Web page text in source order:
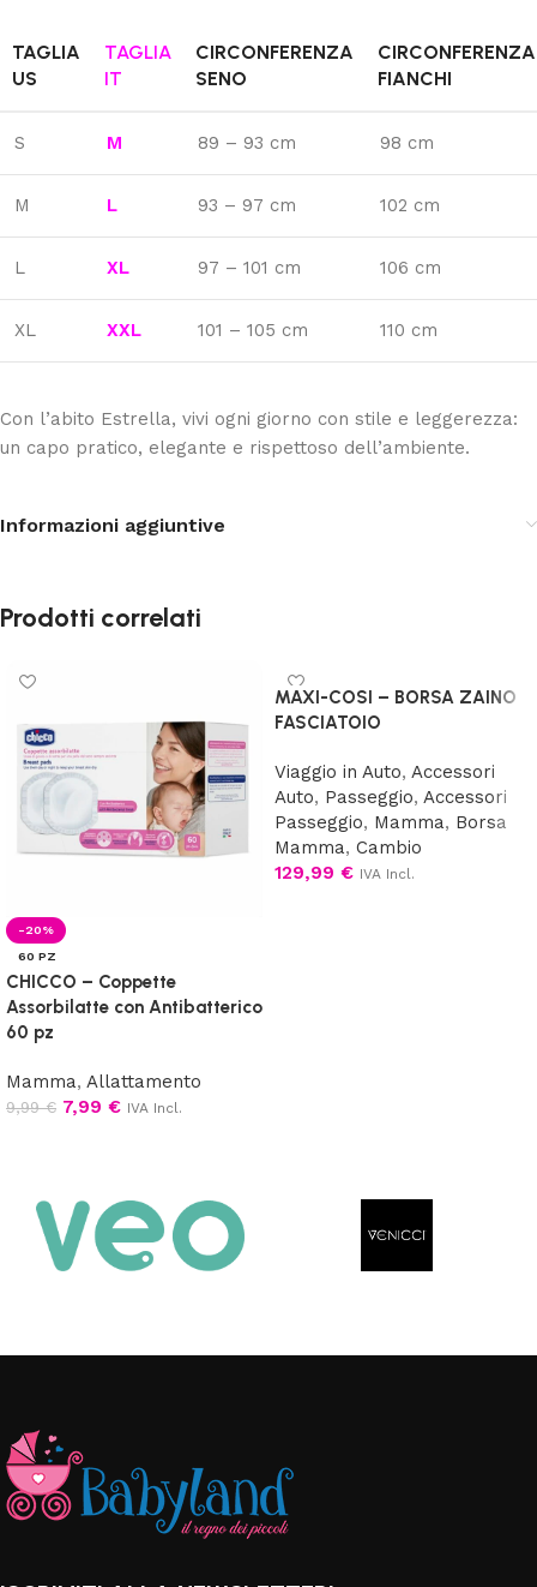
TAGLIA
US
TAGLIA
IT
CIRCONFERENZA
SENO
CIRCONFERENZA
FIANCHI
S M 89 – 93 cm 98 cm
M L 93 – 97 cm 102 cm
L XL 97 – 101 cm 106 cm
XL XXL 101 – 105 cm 110 cm
Con l’abito Estrella, vivi ogni giorno con stile e leggerezza:
un capo pratico, elegante e rispettoso dell’ambiente.
Informazioni aggiuntive
Prodotti correlati
-20%
60 PZ
CHICCO – Coppette
Assorbilatte con Antibatterico
60 pz
Mamma, Allattamento
9,99€ 7,99 € IVA Incl.
MAXI-COSI – BORSA ZAINO
FASCIATOIO
Viaggio in Auto, Accessori
Auto, Passeggio, Accessori
Passeggio, Mamma, Borsa
Mamma, Cambio
129,99 € IVA Incl.